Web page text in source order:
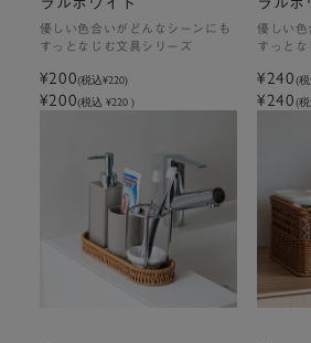
ラルホワイト
優しい色合いがどんなシーンにも
すっとなじむ文具シリーズ
¥200(税込¥220)
¥200(税込 ¥220 )
ラルホ
優しい色
すっと
¥240(
¥240(